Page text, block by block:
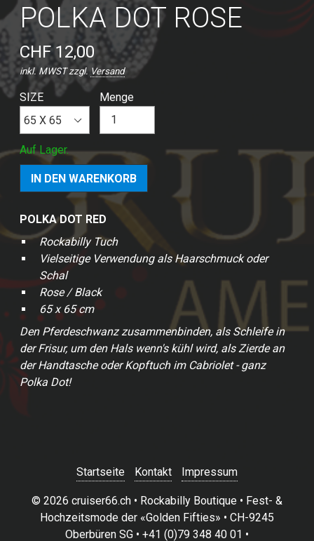
POLKA DOT ROSE
CHF 12,00
inkl. MWST zzgl. Versand
SIZE Menge
Auf Lager.
POLKA DOT RED
Rockabilly Tuch
Vielseitige Verwendung als Haarschmuck oder
Schal
Rose / Black
65 x 65 cm
Den Pferdeschwanz zusammenbinden, als Schleife in
der Frisur, um den Hals wenn's kühl wird, als Zierde an
der Handtasche oder Kopftuch im Cabriolet - ganz
Polka Dot!
Startseite Kontakt Impressum
© 2026 cruiser66.ch • Rockabilly Boutique • Fest- &
Hochzeitsmode der «Golden Fifties» • CH-9245
Oberbüren SG • +41 (0)79 348 40 01 •